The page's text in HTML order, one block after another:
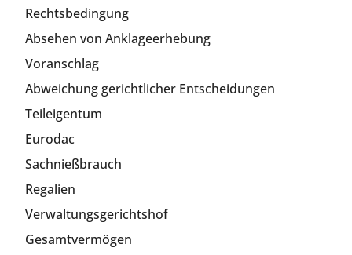
Rechtsbedingung
Absehen von Anklageerhebung
Voranschlag
Abweichung gerichtlicher Entscheidungen
Teileigentum
Eurodac
Sachnießbrauch
Regalien
Verwaltungsgerichtshof
Gesamtvermögen